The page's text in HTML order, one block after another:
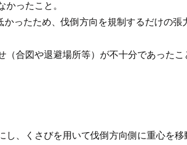
ったこと。
ったため、伐倒方向を規制するだけの張
合図や退避場所等）が不十分であったこ
、くさびを用いて伐倒方向側に重心を